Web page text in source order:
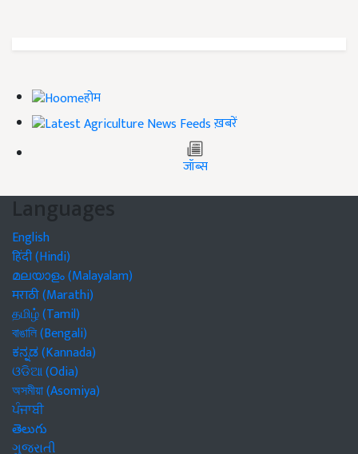
होम
ख़बरें
जॉब्स
Languages
English
हिंदी (Hindi)
മലയാളം (Malayalam)
मराठी (Marathi)
தமிழ் (Tamil)
বাঙালি (Bengali)
ಕನ್ನಡ (Kannada)
ଓଡିଆ (Odia)
অসমীয়া (Asomiya)
ਪੰਜਾਬੀ
తెలుగు
ગુજરાતી